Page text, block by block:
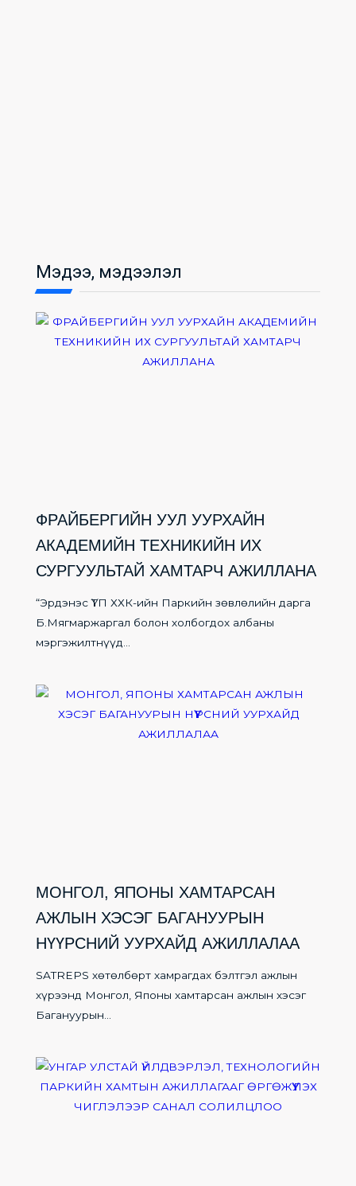
Мэдээ, мэдээлэл
ФРАЙБЕРГИЙН УУЛ УУРХАЙН
АКАДЕМИЙН ТЕХНИКИЙН ИХ
СУРГУУЛЬТАЙ ХАМТАРЧ АЖИЛЛАНА
“Эрдэнэс ҮТП ХХК-ийн Паркийн зөвлөлийн дарга
Б.Мягмаржаргал болон холбогдох албаны
мэргэжилтнүүд...
МОНГОЛ, ЯПОНЫ ХАМТАРСАН
АЖЛЫН ХЭСЭГ БАГАНУУРЫН
НҮҮРСНИЙ УУРХАЙД АЖИЛЛАЛАА
SATREPS хөтөлбөрт хамрагдах бэлтгэл ажлын
хүрээнд Монгол, Японы хамтарсан ажлын хэсэг
Багануурын...